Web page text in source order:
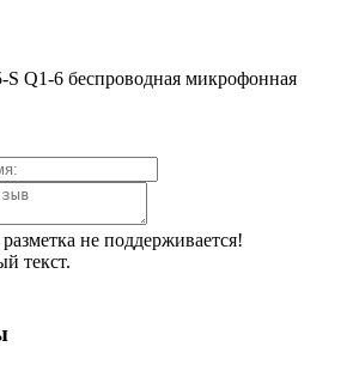
S Q1-6 беспроводная микрофонная
не поддерживается!
текст.